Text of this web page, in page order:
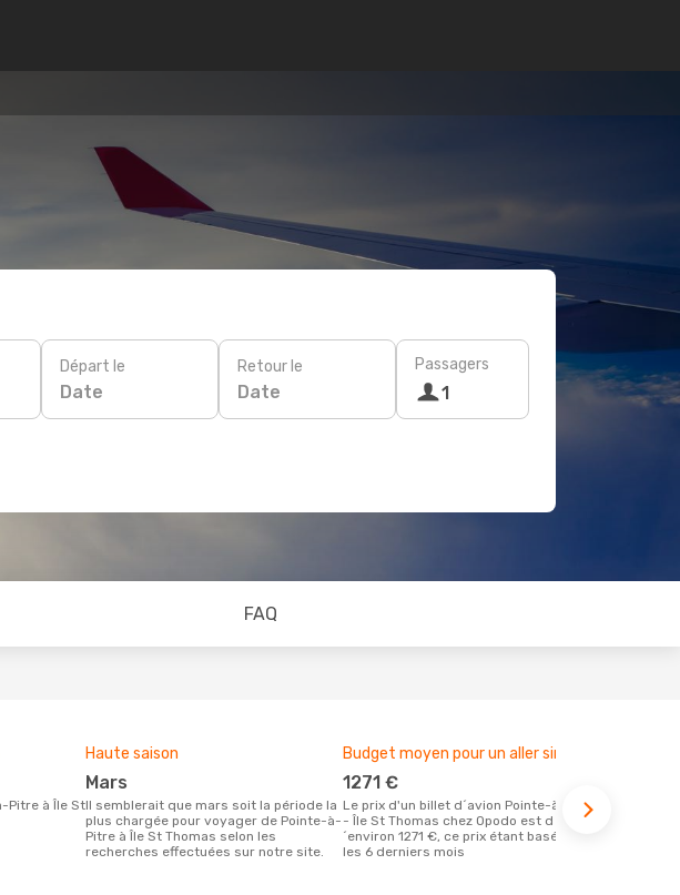
Départ le
Date
Retour le
Date
Passagers
1
FAQ
Haute saison
mars
Il semblerait que mars soit la période la
plus chargée pour voyager de Pointe-à-
Pitre à Île St Thomas selon les
recherches effectuées sur notre site.
Budget moyen pour un aller simple
1271 €
Le prix d'un billet d´avion Pointe-à-Pitre
- Île St Thomas chez Opodo est d
´environ 1271 €, ce prix étant basé sur
les 6 derniers mois